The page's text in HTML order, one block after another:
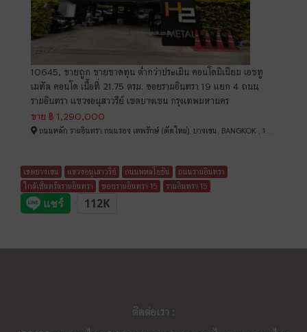
10645, ขายถูก ขายขาดทุน ต่ำกว่าประเมิน คอนโดมิเนียม เอชทู
เมทัล คอนโด เนื้อที่ 21.75 ตรม. ซอยรามอินทรา 19 แยก 4 ถนน
รามอินทรา เเขวงอนุสาวรีย์ เขตบางเขน กรุงเทพมหานคร
ขาย ฿ 1,290,000
ถนนหลัก รามอินทรา ถนนรอง เทพรักษ์ (ตัดใหม่), บางเขน, BANGKOK , 10220
เขตบางเขน แขวงอนุเสาวรีย์ ถนนพหลโยธิน
ถนนรามอินทรา
ใกล้เซ็นทรัลรามอินทรา
ซอยรามอินทรา 15 รามอินทรา 15
ติดต่อเรา :